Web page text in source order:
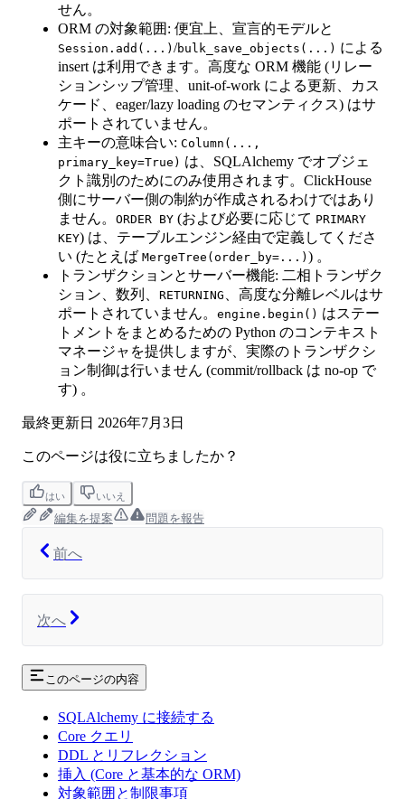
せん。
ORM の対象範囲: 便宜上、宣言的モデルと
Session.add(...) /bulk_save_objects(...) による
insert は利用できます。高度な ORM 機能 (リレー
ションシップ管理、unit-of-work による更新、カス
ケード、eager/lazy loading のセマンティクス) はサ
ポートされていません。
主キーの意味合い: Column(...,
primary_key=True) は、SQLAlchemy でオブジェ
クト識別のためにのみ使用されます。ClickHouse
側にサーバー側の制約が作成されるわけではあり
ません。 ORDER BY (および必要に応じて PRIMARY
KEY) は、テーブルエンジン経由で定義してくださ
い (たとえば MergeTree(order_by=...) ) 。
トランザクションとサーバー機能: 二相トランザク
ション、数列、 RETURNING
、高度な分離レベルはサ
ポートされていません。 engine.begin() はステー
トメントをまとめるための Python のコンテキスト
マネージャを提供しますが、実際のトランザクシ
ョン制御は行いません (commit/rollback は no-op で
す) 。
最終更新日 2026年7月3日
このページは役に立ちましたか？
はい いいえ
編集を提案 問題を報告
前へ
次へ
このページの内容
SQLAlchemy に接続する
Core クエリ
DDL とリフレクション
挿入 (Core と基本的な ORM)
対象範囲と制限事項